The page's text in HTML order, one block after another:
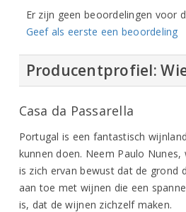
Er zijn geen beoordelingen voor
Geef als eerste een beoordeling
Producentprofiel:
Casa da Passarella
Portugal is een fantastisch
kunnen doen. Neem Paulo
is zich ervan bewust dat de grond
aan toe met wijnen die een
is, dat de wijnen zichzelf maken.